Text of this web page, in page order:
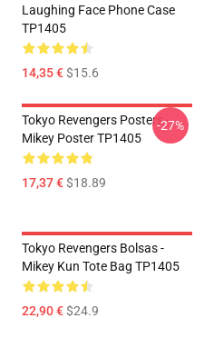
Laughing Face Phone Case
TP1405
14,35 €$15.6
Tokyo Revengers Posters -
Mikey Poster TP1405
17,37 €$18.89
-27%
Tokyo Revengers Bolsas -
Mikey Kun Tote Bag TP1405
22,90 €$24.9